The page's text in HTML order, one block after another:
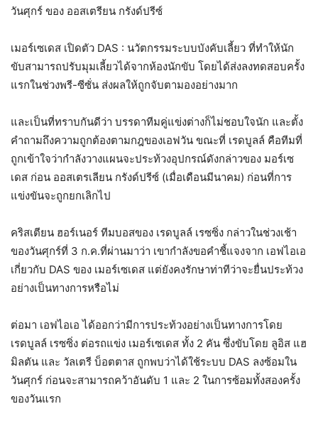
วันศุกร์ ของ ออสเตรียน กรังด์ปรีซ์
เมอร์เซเดส เปิดตัว DAS : นวัตกรรมระบบบังคับเลี้ยว ที่ทำให้นัก
ขับสามารถปรับมุมเลี้ยวได้จากห้องนักขับ โดยได้ส่งลงทดสอบครั้ง
แรกในช่วงพรี-ซีซั่น ส่งผลให้ถูกจับตามองอย่างมาก
และเป็นที่ทราบกันดีว่า บรรดาทีมคู่แข่งต่างก็ไม่ชอบใจนัก และตั้ง
คำถามถึงความถูกต้องตามกฎของเอฟวัน ขณะที่ เรดบูลล์ คือทีมที่
ถูกเข้าใจว่ากำลังวางแผนจะประท้วงอุปกรณ์ดังกล่าวของ มอร์เซ
เดส ก่อน ออสเตรเลียน กรังด์ปรีซ์ (เมื่อเดือนมีนาคม) ก่อนที่การ
แข่งขันจะถูกยกเลิกไป
คริสเตียน ฮอร์เนอร์ ทีมบอสของ เรดบูลล์ เรซซิ่ง กล่าวในช่วงเช้า
ของวันศุกร์ที่ 3 ก.ค.ที่ผ่านมาว่า เขากำลังขอคำชี้แจงจาก เอฟไอเอ
เกี่ยวกับ DAS ของ เมอร์เซเดส แต่ยังคงรักษาท่าทีว่าจะยื่นประท้วง
อย่างเป็นทางการหรือไม่
ต่อมา เอฟไอเอ ได้ออกว่ามีการประท้วงอย่างเป็นทางการโดย
เรดบูลล์ เรซซิ่ง ต่อรถแข่ง เมอร์เซเดส ทั้ง 2 คัน ซึ่งขับโดย ลูอิส แฮ
มิลตัน และ วัลเตรี บ็อตตาส ถูกพบว่าได้ใช้ระบบ DAS ลงซ้อมใน
วันศุกร์ ก่อนจะสามารถคว้าอันดับ 1 และ 2 ในการซ้อมทั้งสองครั้ง
ของวันแรก